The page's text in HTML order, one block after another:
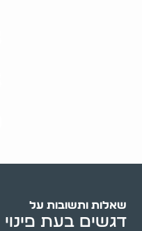
שאלות ותשובות על
דגשים בעת פינוי